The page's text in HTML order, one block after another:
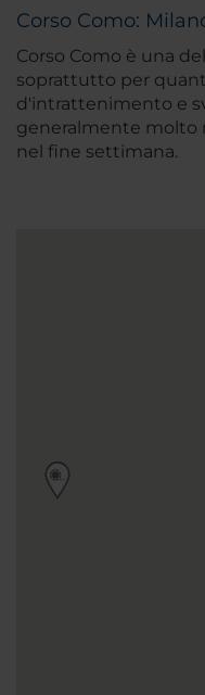
Corso Como:
Corso Como è una
soprattutto per
d'intrattenimento e
generalmente molto
nel fine settimana.